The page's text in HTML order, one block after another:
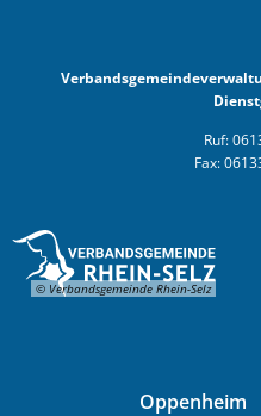
Ruf:
Fax:
© Verbandsgemeinde Rhein-Selz
Oppenheim